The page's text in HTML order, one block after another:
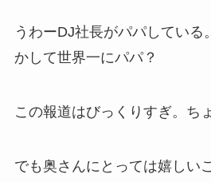
うわーDJ社長がパパしている
かして世界一にパパ？
この報道はびっくりすぎ。ち
でも奥さんにとっては嬉しい